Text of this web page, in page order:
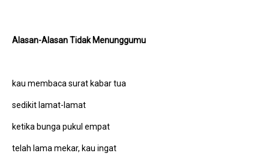
Alasan-Alasan Tidak Menunggumu
kau membaca surat kabar tua
sedikit lamat-lamat
ketika bunga pukul empat
telah lama mekar, kau ingat